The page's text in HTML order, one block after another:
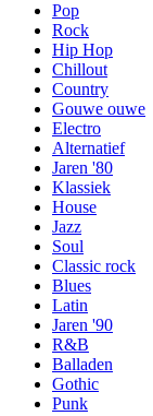
Pop
Rock
Hip Hop
Chillout
Country
Gouwe ouwe
Electro
Alternatief
Jaren '80
Klassiek
House
Jazz
Soul
Classic rock
Blues
Latin
Jaren '90
R&B
Balladen
Gothic
Punk